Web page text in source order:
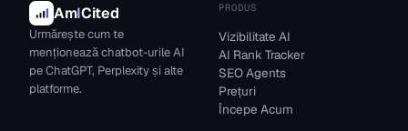
AmICited
Urmărește cum te
menționează chatbot-urile AI
pe ChatGPT, Perplexity și alte
platforme.
PRODUS
Vizibilitate AI
AI Rank Tracker
SEO Agents
Prețuri
Începe Acum